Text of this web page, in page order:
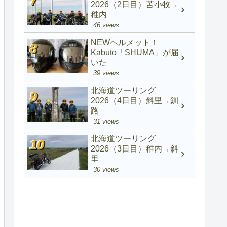
2026（2日目）苫小牧→
稚内
46 views
NEWヘルメット！
Kabuto「SHUMA」が届
いた
39 views
北海道ツーリング
2026（4日目）斜里→釧
路
31 views
北海道ツーリング
2026（3日目）稚内→斜
里
30 views